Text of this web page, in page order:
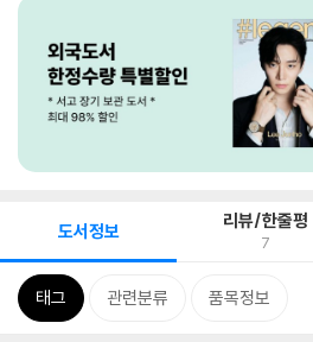
도서정보 리뷰/한줄평
7
태그 관련분류 품목정보